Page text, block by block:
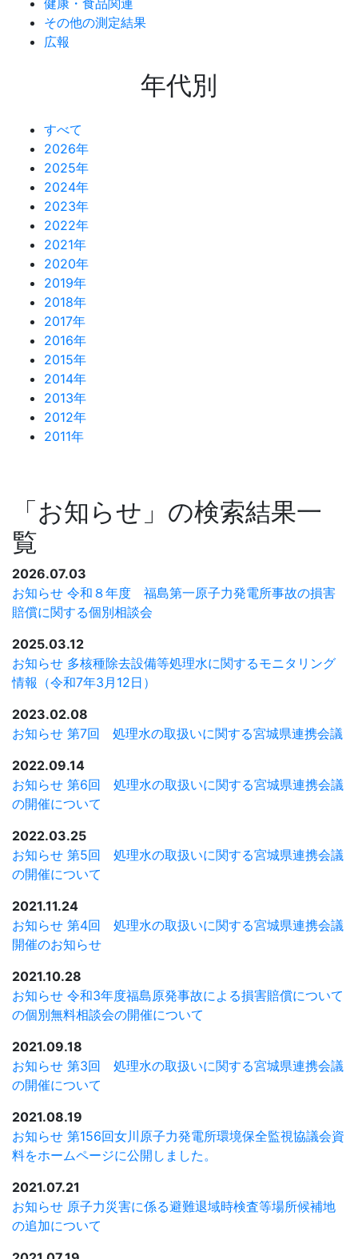
その他の測定結果
広報
年代別
すべて
2026年
2025年
2024年
2023年
2022年
2021年
2020年
2019年
2018年
2017年
2016年
2015年
2014年
2013年
2012年
2011年
「お知らせ」の検索結果一
覧
2026.07.03
お知らせ 令和８年度 福島第一原子力発電所事故の損害
賠償に関する個別相談会
2025.03.12
お知らせ 多核種除去設備等処理水に関するモニタリング
情報（令和7年3月12日）
2023.02.08
お知らせ 第7回 処理水の取扱いに関する宮城県連携会議
2022.09.14
お知らせ 第6回 処理水の取扱いに関する宮城県連携会議
の開催について
2022.03.25
お知らせ 第5回 処理水の取扱いに関する宮城県連携会議
の開催について
2021.11.24
お知らせ 第4回 処理水の取扱いに関する宮城県連携会議
開催のお知らせ
2021.10.28
お知らせ 令和3年度福島原発事故による損害賠償について
の個別無料相談会の開催について
2021.09.18
お知らせ 第3回 処理水の取扱いに関する宮城県連携会議
の開催について
2021.08.19
お知らせ 第156回女川原子力発電所環境保全監視協議会資
料をホームページに公開しました。
2021.07.21
お知らせ 原子力災害に係る避難退域時検査等場所候補地
の追加について